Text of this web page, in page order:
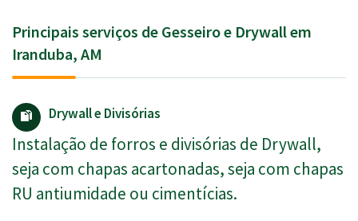
Principais serviços de Gesseiro e Drywall em
Iranduba, AM
Drywall e Divisórias
Instalação de forros e divisórias de Drywall,
seja com chapas acartonadas, seja com chapas
RU antiumidade ou cimentícias.